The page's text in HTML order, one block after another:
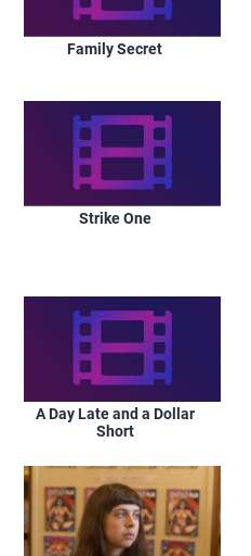
Family Secret
Strike One
A Day Late and a Dollar
Short